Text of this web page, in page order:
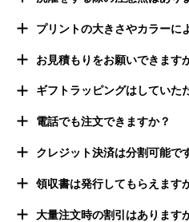
プリントの大きさやカラーに
お見積もりをお願いできます
ギフトラッピングはしていた
電話でも注文できますか？
クレジット決済は分割可能で
領収書は発行してもらえます
大量注文時の割引はあります